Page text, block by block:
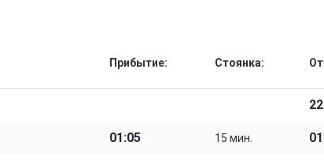
Прибытие: Стоянка:
01:05 15 мин.